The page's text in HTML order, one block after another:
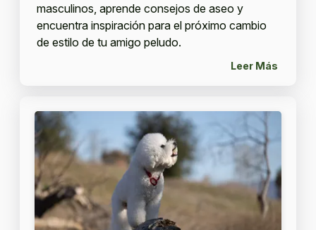
masculinos, aprende consejos de aseo y
encuentra inspiración para el próximo cambio
de estilo de tu amigo peludo.
Leer Más